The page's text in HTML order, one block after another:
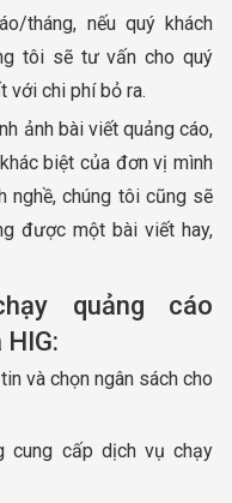
tháng, nếu quý khách
tôi sẽ tư vấn cho quý
với chi phí bỏ ra.
ảnh bài viết quảng cáo,
biệt của đơn vị mình
nghề, chúng tôi cũng sẽ
được một bài viết hay,
quảng cáo
và chọn ngân sách cho
cung cấp dịch vụ chạy